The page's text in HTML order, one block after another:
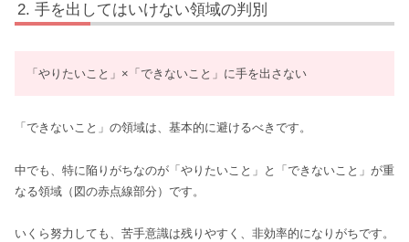
手を出してはいけない領域の判別
「やりたいこと」×「できないこと」に手を出さない
「できないこと」の領域は、基本的に避けるべきです。
中でも、特に陥りがちなのが「やりたいこと」と「できないこと」が重
なる領域（図の赤点線部分）です。
いくら努力しても、苦手意識は残りやすく、非効率的になりがちです。